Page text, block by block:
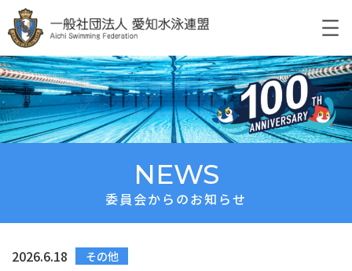
NEWS
委員会からのお知らせ
2026.6.18 その他